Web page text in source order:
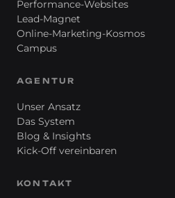
Performance-Websites
Lead-Magnet
Online-Marketing-Kosmos
Campus
AGENTUR
Unser Ansatz
Das System
Blog & Insights
Kick-Off vereinbaren
KONTAKT